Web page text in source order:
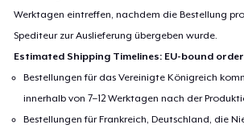
Werktagen eintreffen, nachdem die Bestellung
Spediteur zur Auslieferung übergeben wurde.
Estimated Shipping Timelines: EU-bound
Bestellungen für das Vereinigte Königreich
innerhalb von 7–12 Werktagen nach der
Bestellungen für Frankreich, Deutschland, die